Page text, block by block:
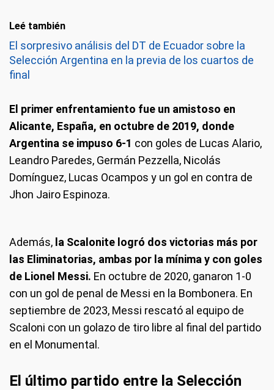
Leé también
El sorpresivo análisis del DT de Ecuador sobre la
Selección Argentina en la previa de los cuartos de
final
El primer enfrentamiento fue un amistoso en
Alicante, España, en octubre de 2019, donde
Argentina se impuso 6-1 con goles de Lucas Alario,
Leandro Paredes, Germán Pezzella, Nicolás
Domínguez, Lucas Ocampos y un gol en contra de
Jhon Jairo Espinoza.
Además, la Scalonite logró dos victorias más por
las Eliminatorias, ambas por la mínima y con goles
de Lionel Messi. En octubre de 2020, ganaron 1-0
con un gol de penal de Messi en la Bombonera. En
septiembre de 2023, Messi rescató al equipo de
Scaloni con un golazo de tiro libre al final del partido
en el Monumental.
El último partido entre la Selección